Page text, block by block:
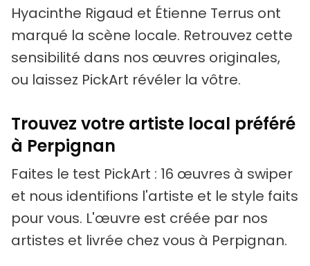
Hyacinthe Rigaud et Étienne Terrus ont
marqué la scène locale. Retrouvez cette
sensibilité dans nos œuvres originales,
ou laissez PickArt révéler la vôtre.
Trouvez votre artiste local préféré
à Perpignan
Faites le test PickArt : 16 œuvres à swiper
et nous identifions l'artiste et le style faits
pour vous. L'œuvre est créée par nos
artistes et livrée chez vous à Perpignan.